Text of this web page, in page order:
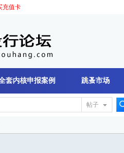
充值卡
套内核申报案例 跳蚤市场
帖子